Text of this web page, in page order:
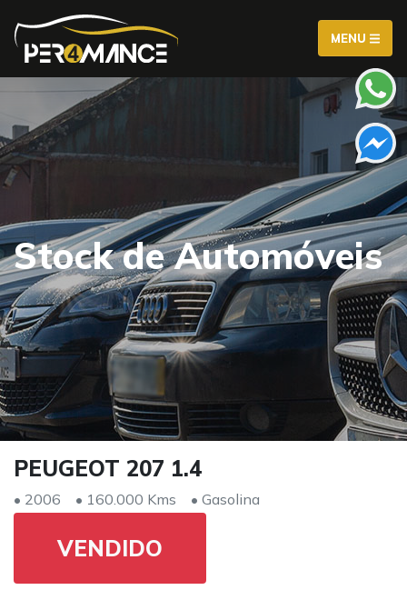
MENU
Stock de Automóveis
PEUGEOT 207 1.4
• 2006 • 160.000 Kms • Gasolina
VENDIDO